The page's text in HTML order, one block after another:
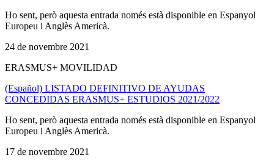
Ho sent, però aquesta entrada només està disponible en Espanyol
Europeu i Anglès Americà.
24 de novembre 2021
ERASMUS+ MOVILIDAD
(Español) LISTADO DEFINITIVO DE AYUDAS
CONCEDIDAS ERASMUS+ ESTUDIOS 2021/2022
Ho sent, però aquesta entrada només està disponible en Espanyol
Europeu i Anglès Americà.
17 de novembre 2021